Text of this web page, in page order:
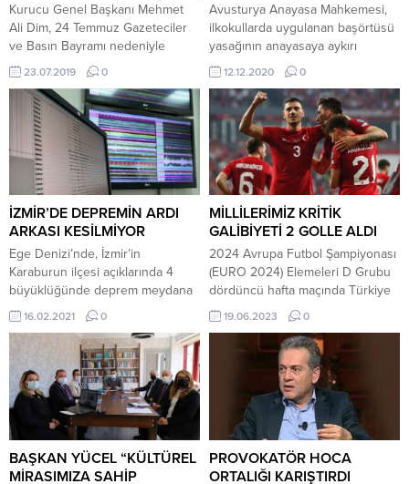
Kurucu Genel Başkanı Mehmet
Ali Dim, 24 Temmuz Gazeteciler
ve Basın Bayramı nedeniyle
yayınladığı mesajında “Tarafsız,
özgür ve ilkeli bir gazetecilik
anlayışını hakim kılmalıyız” dedi.
BASINDA sansürün kaldırılışının
111. yıldönümü dolayısıyla yazılı bir
açıklama yapan Dim, “24 Temmuz
gerçek gazeteciliğin başladığı
gündür” dedi. 24 Temmuz’un,
1971 yılından...
23.07.2019 0
Avusturya Anayasa Mahkemesi,
ilkokullarda uygulanan başörtüsü
yasağının anayasaya aykırı
olduğuna hükmetti.
12.12.2020 0
İZMİR’DE DEPREMİN ARDI
ARKASI KESİLMİYOR
Ege Denizi’nde, İzmir’in
Karaburun ilçesi açıklarında 4
büyüklüğünde deprem meydana
geldi. Afet ve Acil Durum
Yönetimi Başkanlığının (AFAD)
internet sitesinden yapılan
bilgilendirmeye göre, Karaburun
açıklarında saat 9.24’teki sarsıntı
7,30 kilometre derinlikte
kaydedildi.
16.02.2021 0
MİLLİLERİMİZ KRİTİK
GALİBİYETİ 2 GOLLE ALDI
2024 Avrupa Futbol Şampiyonası
(EURO 2024) Elemeleri D Grubu
dördüncü hafta maçında Türkiye
ile Galler karşı karşıya geldi. Ay-
yıldızlı ekibimiz karşılaşmayı 72.
dakikada Umut Nayir ve 80.
dakikada Arda Güler’in golleriyle
2-0 kazanarak finallere kalma
yolunda önemli bir galibiyet daha
aldı. Arda Güler 18 yaş 114 gün ile
A Milli...
19.06.2023 0
BAŞKAN YÜCEL “KÜLTÜREL
MİRASIMIZA SAHİP
PROVOKATÖR HOCA
ORTALIĞI KARIŞTIRDI